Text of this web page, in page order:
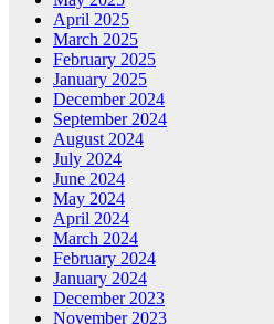
April 2025
March 2025
February 2025
January 2025
December 2024
September 2024
August 2024
July 2024
June 2024
May 2024
April 2024
March 2024
February 2024
January 2024
December 2023
November 2023